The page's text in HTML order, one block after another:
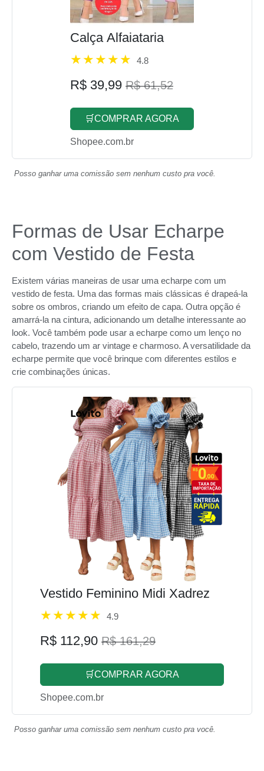
Calça Alfaiataria
4.8
R$ 39,99 R$ 61,52
🛒COMPRAR AGORA
Shopee.com.br
Posso ganhar uma comissão sem nenhum custo pra você.
Formas de Usar Echarpe
com Vestido de Festa
Existem várias maneiras de usar uma echarpe com um
vestido de festa. Uma das formas mais clássicas é drapeá-la
sobre os ombros, criando um efeito de capa. Outra opção é
amarrá-la na cintura, adicionando um detalhe interessante ao
look. Você também pode usar a echarpe como um lenço no
cabelo, trazendo um ar vintage e charmoso. A versatilidade da
echarpe permite que você brinque com diferentes estilos e
crie combinações únicas.
Vestido Feminino Midi Xadrez
4.9
R$ 112,90 R$ 161,29
🛒COMPRAR AGORA
Shopee.com.br
Posso ganhar uma comissão sem nenhum custo pra você.